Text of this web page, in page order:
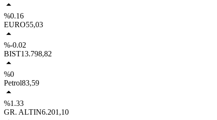
%0.16
EURO55,03
%-0.02
BIST13.798,82
%0
Petrol83,59
%1.33
GR. ALTIN6.201,10